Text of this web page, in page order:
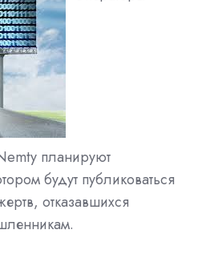
планируют
будут публиковаться
отказавшихся